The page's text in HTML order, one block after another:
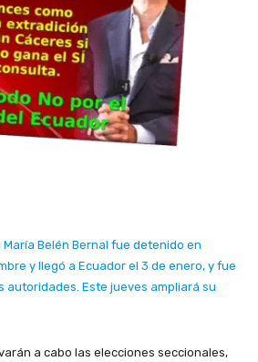
Belén Bernal fue detenido en
y llegó a Ecuador el 3 de enero, y fue
autoridades. Este jueves ampliará su
a cabo las elecciones seccionales,